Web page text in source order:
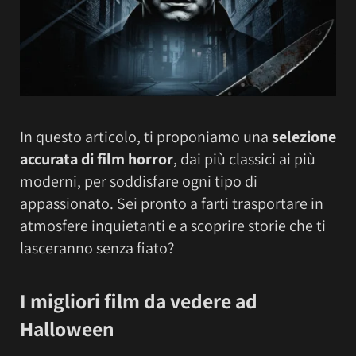
In questo articolo, ti proponiamo unaselezione
accurata di film horror, dai più classici ai più
moderni, per soddisfare ogni tipo di
appassionato. Sei pronto a farti trasportare in
atmosfere inquietanti e a scoprire storie che ti
lasceranno senza fiato?
I migliori film da vedere ad
Halloween